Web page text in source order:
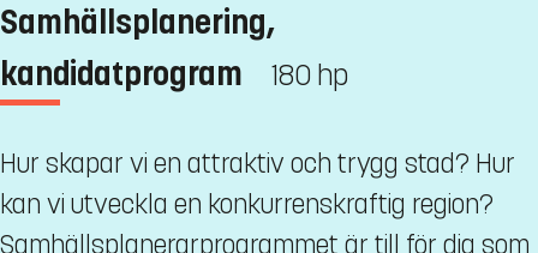
Samhällsplanering,
kandidatprogram
180 hp
Hur skapar vi en attraktiv och trygg stad? Hur
kan vi utveckla en konkurrenskraftig region?
Samhällsplanerarprogrammet är till för dig som